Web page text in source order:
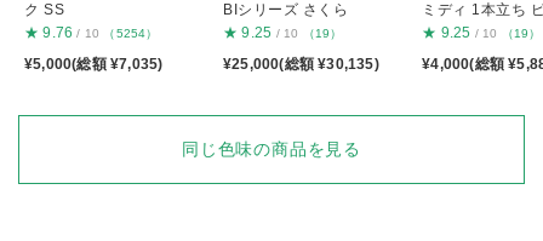
ク SS
★ 9.76 / 10 （5254）
¥5,000(総額 ¥7,035)
BIシリーズ さくら
★ 9.25 / 10 （19）
¥25,000(総額 ¥30,135)
ミディ 1本立ち
★ 9.25 / 10 （19）
¥4,000(総額
同じ色味の商品を見る